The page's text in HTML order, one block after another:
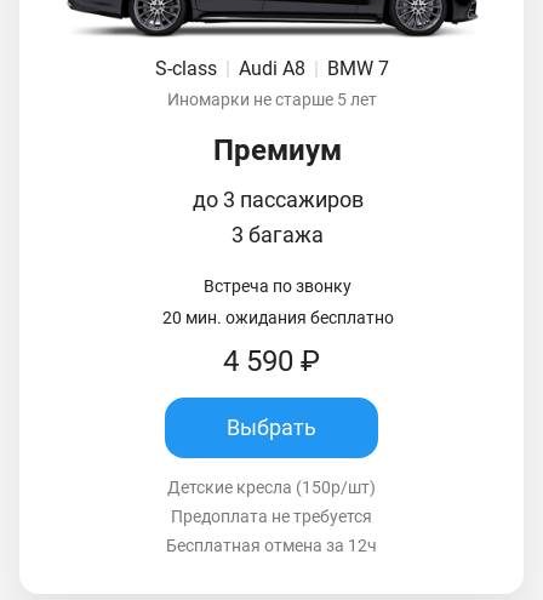
S-class | Audi A8 | BMW 7
Иномарки не старше 5 лет
Премиум
до 3 пассажиров
3 багажа
Встреча по звонку
20 мин. ожидания бесплатно
4 590 ₽
Выбрать
Детские кресла (150р/шт)
Предоплата не требуется
Бесплатная отмена за 12ч